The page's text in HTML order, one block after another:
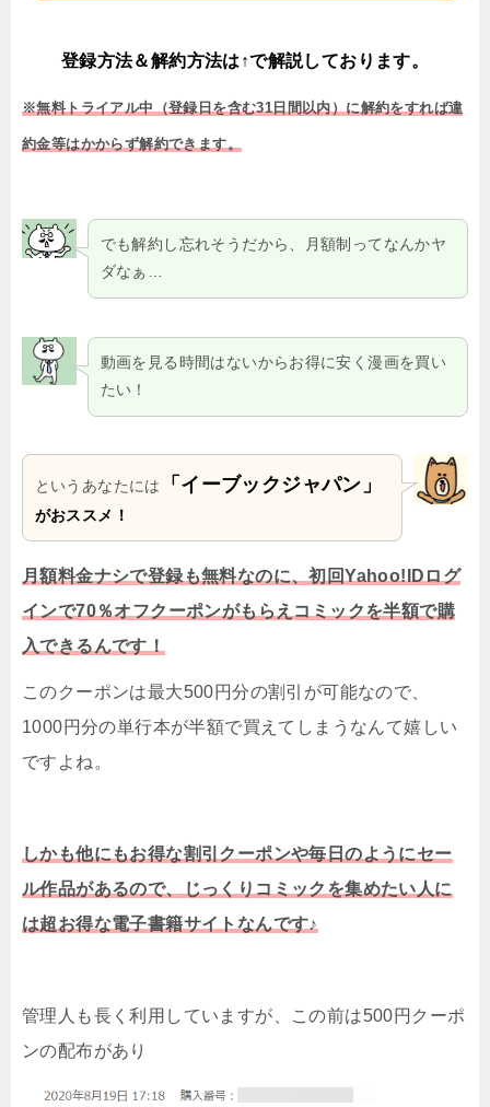
登録方法＆解約方法は↑で解説しております。
※無料トライアル中（登録日を含む31日間以内）に解約をすれば違
約金等はかからず解約できます。
でも解約し忘れそうだから、月額制ってなんかヤ
ダなぁ…
動画を見る時間はないからお得に安く漫画を買い
たい！
というあなたには 「イーブックジャパン」
がおススメ！
月額料金ナシで登録も無料なのに、初回Yahoo!IDログ
インで70％オフクーポンがもらえコミックを半額で購
入できるんです！
このクーポンは最大500円分の割引が可能なので、
1000円分の単行本が半額で買えてしまうなんて嬉しい
ですよね。
しかも他にもお得な割引クーポンや毎日のようにセー
ル作品があるので、じっくりコミックを集めたい人に
は超お得な電子書籍サイトなんです♪
管理人も長く利用していますが、この前は500円クーポ
ンの配布があり